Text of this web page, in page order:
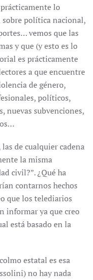
lo
sobre política nacional,
vemos que las
y que (y esto es lo
es prácticamente
a que encuentre
de género,
políticos,
nuevas subvenciones,
de cualquier cadena
la misma
civil?”. ¿Qué ha
contarnos hechos
que los telediarios
informar ya que creo
está basado en la
estatal es esa
no hay nada